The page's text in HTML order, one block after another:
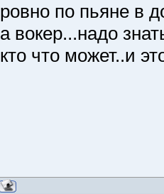
ровно по пьяне в
а вокер...надо
кто что может..и